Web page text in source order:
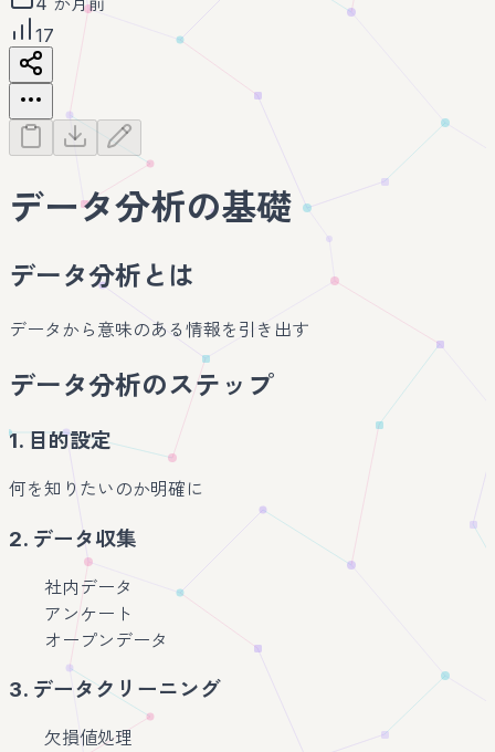
17
データ分析の基礎
データ分析とは
データから意味のある情報を引き出す
データ分析のステップ
1. 目的設定
何を知りたいのか明確に
2. データ収集
社内データ
アンケート
オープンデータ
3. データクリーニング
欠損値処理